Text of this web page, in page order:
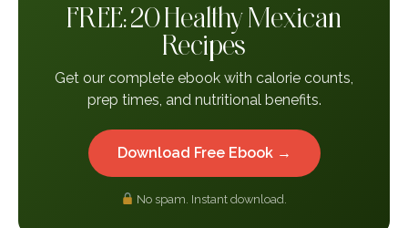
FREE: 20 Healthy Mexican
Recipes
Get our complete ebook with calorie counts,
prep times, and nutritional benefits.
Download Free Ebook →
No spam. Instant download.